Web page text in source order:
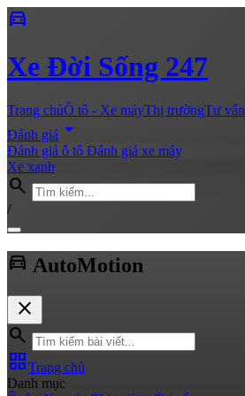
directions_car
Xe Đời Sống 247
Trang chủÔ tô - Xe máyThị trườngTư vấn
Đánh giá arrow_drop_down
Đánh giá ô tô Đánh giá xe máy
Xe xanh
search
/
directions_car AutoMotion
close
search
grid_viewTrang chủ
Danh mục